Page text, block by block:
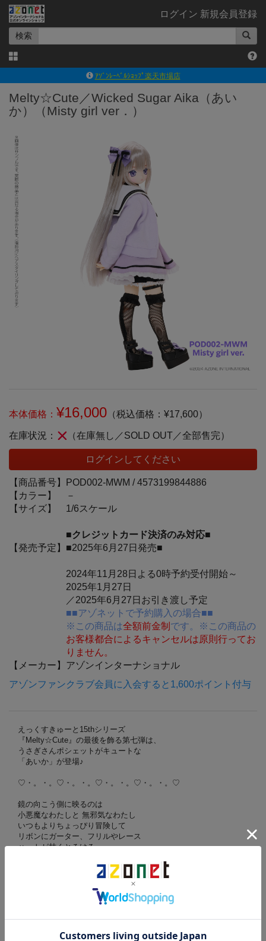
ログイン 新規会員登録
検索
ｱｿﾞﾝﾚｰﾍﾞﾙｼｮｯﾌﾟ楽天市場店
アゾンダイレクトストア
ｱｿﾞﾝｵﾝﾗｲﾝｼｮｯﾌﾟX
◆◆さとふる◆◆
Melty☆Cute／Wicked Sugar Aika（あい
か）（Misty girl ver．）
本体価格： ¥16,000 （税込価格：¥17,600）
在庫状況： （在庫無し／SOLD OUT／全部售完）
ログインしてください
【商品番号】 POD002-MWM /4573199844886
【カラー】
－
【サイズ】
1/6スケール
■クレジットカード決済のみ対応■
【発売予定】 ■2025年6月27日発売■
2024年11月28日よる0時予約受付開始～
2025年1月27日
／2025年6月27日お引き渡し予定
■■アゾネットで予約購入の場合■■
※この商品は全額前金制 です。※この商品の
お客様都合によるキャンセルは原則行ってお
りません。
【メーカー】 アゾンインターナショナル
アゾンファンクラブ会員に入会すると1,600ポイント付与
えっくすきゅーと15thシリーズ
『Melty☆Cute』の最後を飾る第七弾は、
うさぎさんポシェットがキュートな
「あいか」が登場♪
♡・。・。♡・。・。♡・。・。♡・。・。♡
鏡の向こう側に映るのは
小悪魔なわたしと 無邪気なわたし
いつもよりちょっぴり冒険して
リボンにガーター、フリルやレース
ハートが甘くとろける
初めての街へでかけるの
♡・。・。♡・。・。♡・。・。♡・。・。♡
「ぽよ口」仕様での登場！お洋服はパープル×ブラックの
小悪魔的なカラーリング♪